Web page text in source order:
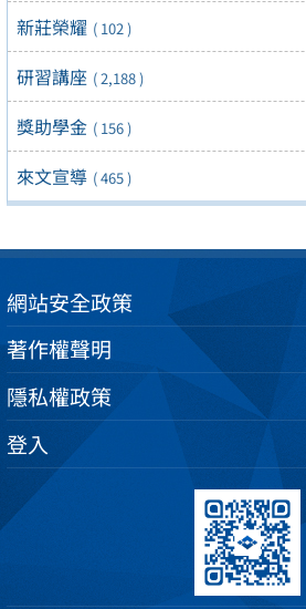
新莊榮耀 ( 102 )
研習講座 ( 2,188 )
獎助學金 ( 156 )
來文宣導 ( 465 )
網站安全政策
著作權聲明
隱私權政策
登入